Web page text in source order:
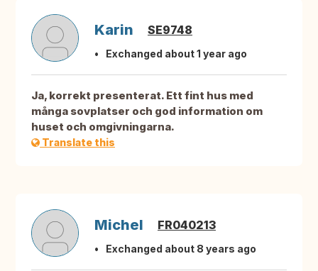
Karin SE9748
Exchanged about 1 year ago
Ja, korrekt presenterat. Ett fint hus med
många sovplatser och god information om
huset och omgivningarna.
Translate this
Michel FR040213
Exchanged about 8 years ago